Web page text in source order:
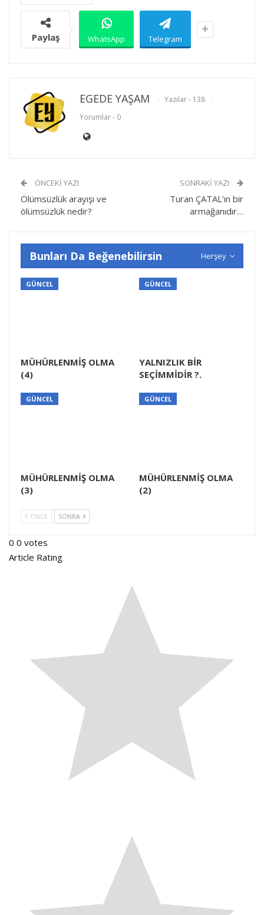
Paylaş WhatsApp Telegram
EGEDE YAŞAM
Yazılar - 138
Yorumlar - 0
ÖNCEKI YAZI
Ölümsüzlük arayışı ve
ölümsüzlük nedir?
SONRAKI YAZI
Turan ÇATAL’ın bir
armağanıdır…
Herşey
Bunları Da Beğenebilirsin
GÜNCEL
MÜHÜRLENMİŞ OLMA
(4)
GÜNCEL
YALNIZLIK BİR
SEÇİMMİDİR ?.
GÜNCEL
MÜHÜRLENMİŞ OLMA
(3)
GÜNCEL
MÜHÜRLENMİŞ OLMA
(2)
ÖNCE SONRA
0 0 votes
Article Rating